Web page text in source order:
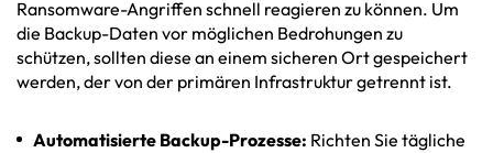
Ransomware-Angriffen schnell reagieren zu können. Um
die Backup-Daten vor möglichen Bedrohungen zu
schützen, sollten diese an einem sicheren Ort gespeichert
werden, der von der primären Infrastruktur getrennt ist.
Automatisierte Backup-Prozesse: Richten Sie tägliche